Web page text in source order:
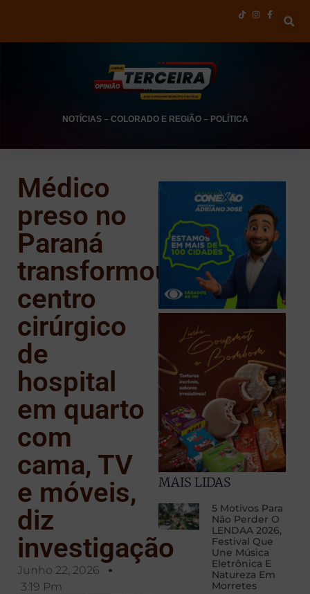
NOTÍCIAS– COLORADO E REGIÃO– POLÍTICA
Médico
preso no
Paraná
transformou
centro
cirúrgico
de
hospital
em quarto
com
cama, TV
e móveis,
diz
investigação
Junho 22, 2026
3:19 Pm
MAIS LIDAS
5 Motivos Para
Não Perder O
LENDAA 2026,
Festival Que
Une Música
Eletrônica E
Natureza Em
Morretes